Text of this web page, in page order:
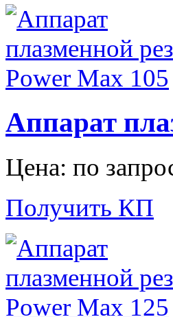
Аппарат
Цена: по
Получить КП